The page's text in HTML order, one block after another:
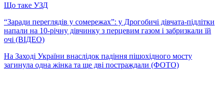
Що таке УЗД
“Заради переглядів у сомережах”: у Дрогобичі дівчата-підлітки
напали на 10-річну дівчинку з перцевим газом і забризкали їй
очі (ВІДЕО)
На Заході України внаслідок падіння пішохідного мосту
загинула одна жінка та ще дві постраждали (ФОТО)